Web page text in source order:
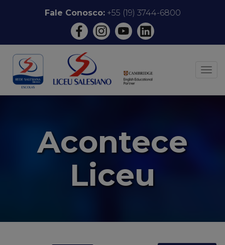
conteúdo
Fale Conosco:+55 (19) 3744-6800
Acontece
Liceu